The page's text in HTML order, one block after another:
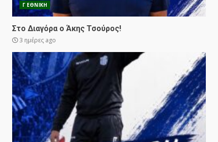
Γ ΕΘΝΙΚΗ
Στο Διαγόρα ο Άκης Τσούρος!
3 ημέρες ago